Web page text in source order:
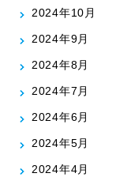
2024年10月
2024年9月
2024年8月
2024年7月
2024年6月
2024年5月
2024年4月